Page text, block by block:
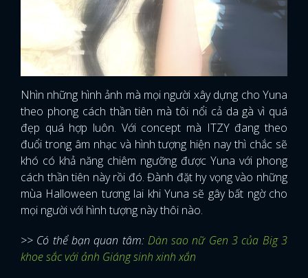
Nhìn những hình ảnh mà mọi người xây dựng cho Yuna
theo phong cách thần tiên mà tôi nổi cả da gà vì quá
đẹp quá hợp luôn. Với concept mà ITZY đang theo
đuổi trong âm nhạc và hình tượng hiện nay thì chắc sẽ
khó có khả năng chiêm ngưỡng được Yuna với phong
cách thần tiên này rồi đó. Đành đặt hy vọng vào những
mùa Halloween tương lai khi Yuna sẽ gây bất ngờ cho
mọi người với hình tượng này thôi nào.
>> Có thể bạn quan tâm: Dàn sao nữ Gen 3 của Big 3
khoe sắc với ảnh Giáng sinh xinh xắn